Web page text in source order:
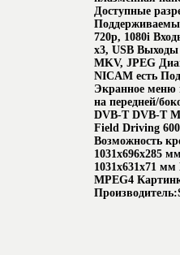
Доступные
720p, 1080i
x3, USB
MKV, JPEG
NICAM есть
Экранное меню
на передней/
DVB-T DVB-T
Field Driving
Возможность
1031x696x285
1031x631x71 мм
MPEG4